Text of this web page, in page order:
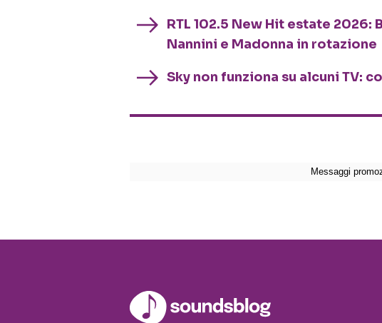
RTL 102.5 New Hit estate 2026:
Nannini e Madonna in rotazione
Sky non funziona su alcuni TV: